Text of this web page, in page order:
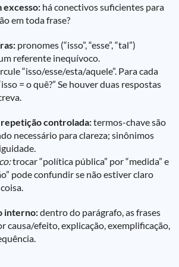
excesso: há conectivos suficientes para
em toda frase?
pronomes (“isso”, “esse”, “tal”)
referente inequívoco.
“isso/esse/esta/aquele”. Para cada
= o quê?” Se houver duas respostas
controlada:termos-chave são
necessário para clareza; sinônimos
trocar “política pública” por “medida” e
pode confundir se não estiver claro
interno:dentro do parágrafo, as frases
causa/efeito, explicação, exemplificação,